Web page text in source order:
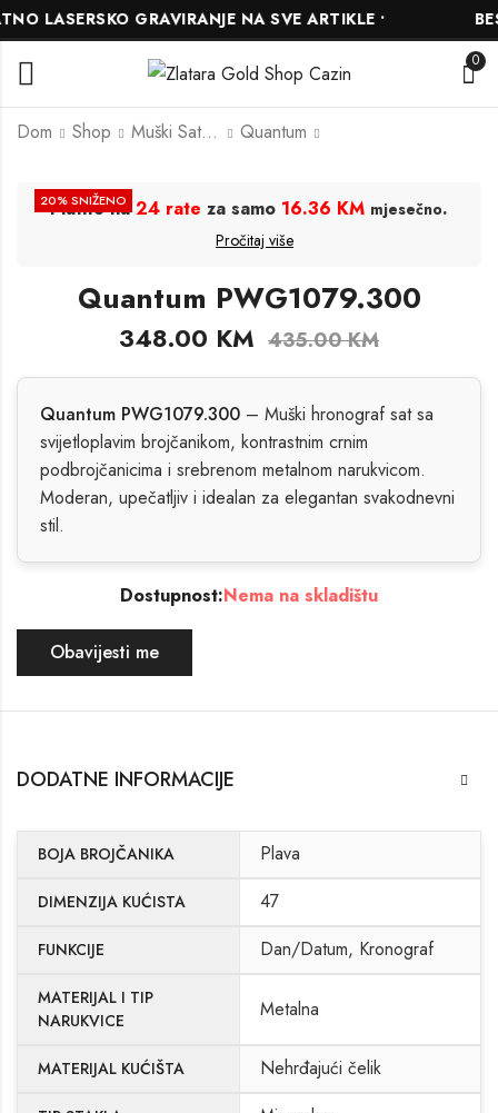
LASERSKO GRAVIRANJE NA SVE ARTIKLE •
0
Dom Shop Muški Satovi Quantum
Quantum
ADG1173.530
320.00KM
Quantum
PWG930.270
340.00 KM
20% SNIŽENO
Platite na24 rate za samo 16.36 KM mjesečno.
Pročitaj više
Quantum PWG1079.300
348.00 KM 435.00KM
Quantum PWG1079.300 – Muški hronograf sat sa
svijetloplavim brojčanikom, kontrastnim crnim
podbrojčanicima i srebrenom metalnom narukvicom.
Moderan, upečatljiv i idealan za elegantan svakodnevni
stil.
Dostupnost:Nema na skladištu
Obavijesti me
DODATNE INFORMACIJE
BOJA BROJČANIKA Plava
DIMENZIJA KUĆISTA 47
FUNKCIJE Dan/Datum, Kronograf
MATERIJAL I TIP
NARUKVICE
Metalna
MATERIJAL KUĆIŠTA Nehrđajući čelik